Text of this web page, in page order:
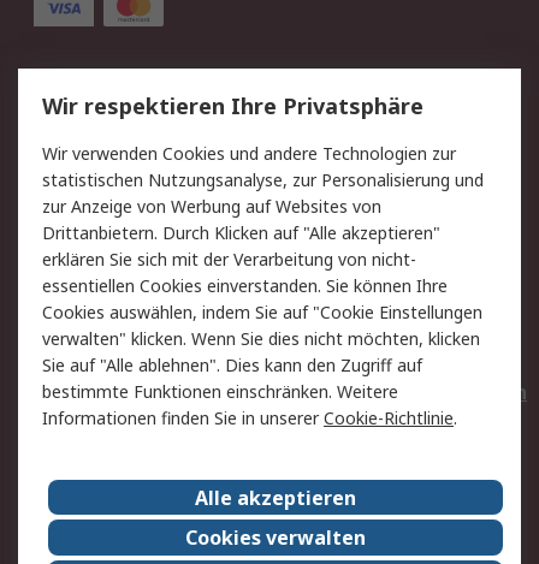
Service
Value Added Services
Lieferlösungen
Rücksendungen
Kontakt
Hilfe
Privatkunden
Rechtliches
AGB
Datenschutz
Cookie-Richtlinie
Zahlungsbedingungen
Copyright/Impressum
Entsorgung
Elektrogeräte/Batterien
RS weltweit
Karriere bei RS
Nachhaltigkeit
Wir respektieren Ihre Privatsphäre
Wir verwenden Cookies und andere Technologien zur
statistischen Nutzungsanalyse, zur Personalisierung und
zur Anzeige von Werbung auf Websites von
Drittanbietern. Durch Klicken auf "Alle akzeptieren"
erklären Sie sich mit der Verarbeitung von nicht-
essentiellen Cookies einverstanden. Sie können Ihre
Cookies auswählen, indem Sie auf "Cookie Einstellungen
verwalten" klicken. Wenn Sie dies nicht möchten, klicken
Sie auf "Alle ablehnen". Dies kann den Zugriff auf
bestimmte Funktionen einschränken. Weitere
Informationen finden Sie in unsererCookie-Richtlinie.
Alle akzeptieren
Cookies verwalten